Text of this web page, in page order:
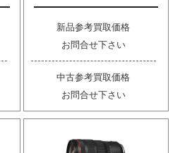
新品参考買取価格
お問合せ下さい
中古参考買取価格
お問合せ下さい